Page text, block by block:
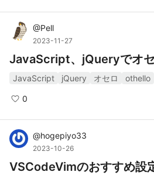
@Pell
2023-11-27
JavaScript、jQueryでオ
JavaScript jQuery オセロ othello
0
@hogepiyo33
2023-10-26
VSCodeVimのおすすめ設